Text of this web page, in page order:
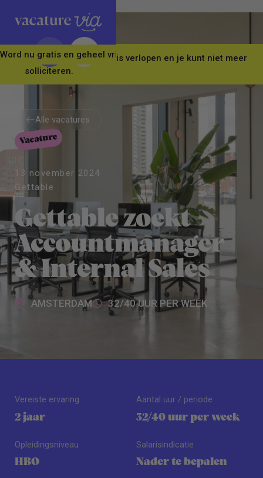
Word nu gratis en geheel vrijblijvend lid van ons Vacature Via
Let op! Deze vacature is verlopen en je kunt niet meer
solliciteren.
Alle vacatures
Alle vacatures
Vacature
13 november 2024
Gettable
Gettable zoekt
Accountmanager
& Internal Sales
AMSTERDAM 32/40 UUR PER WEEK
Vereiste ervaring
2 jaar
Opleidingsniveau
HBO
Aantal uur / periode
32/40 uur per week
Salarisindicatie
Nader te bepalen